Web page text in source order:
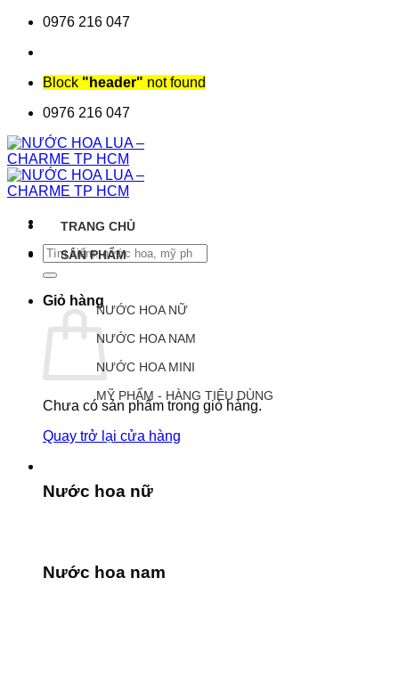
Chuyển0976 216 047
Block "header" not found
0976 216 047
Tìm
kiếm:
Giỏ hàng
Chưa có sản phẩm trong giỏ hàng.
Quay trở lại cửa hàng
TRANG CHỦ
SẢN PHẨM
NƯỚC HOA NỮ
NƯỚC HOA NAM
NƯỚC HOA MINI
MỸ PHẨM - HÀNG TIÊU DÙNG
Nước hoa nữ
Nước hoa nam